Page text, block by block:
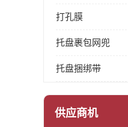
打孔膜
托盘裹包网兜
托盘捆绑带
供应商机